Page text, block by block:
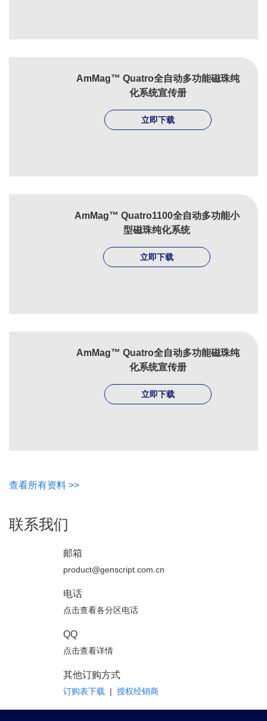
AmMag™ Quatro全自动多功能磁珠纯
化系统宣传册
立即下载
AmMag™ Quatro1100全自动多功能小
型磁珠纯化系统
立即下载
AmMag™ Quatro全自动多功能磁珠纯
化系统宣传册
立即下载
查看所有资料 >>
联系我们
邮箱
product@genscript.com.cn
电话
点击查看各分区电话
QQ
点击查看详情
其他订购方式
订购表下载 | 授权经销商